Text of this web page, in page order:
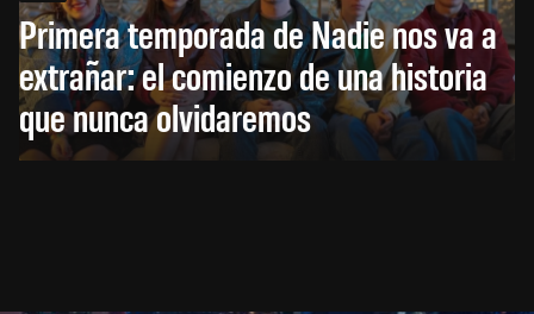
Primera temporada de Nadie nos va a
extrañar: el comienzo de una historia
que nunca olvidaremos